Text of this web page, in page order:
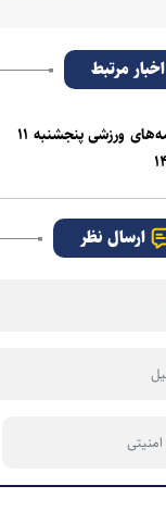
اخبار مرتبط
روزنامه‌های ورزشی پنجشنبه ۱۱
ارسال نظر